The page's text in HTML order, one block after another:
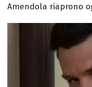
Amendola riaprono